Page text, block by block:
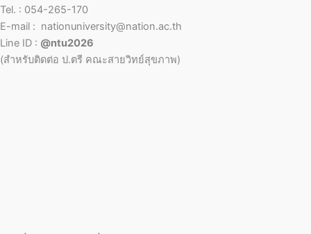
Tel. : 054-265-170
E-mail : nationuniversity@nation.ac.th
Line ID : @ntu2026
(สำหรับติดต่อ ป.ตรี คณะสายวิทย์สุขภาพ)